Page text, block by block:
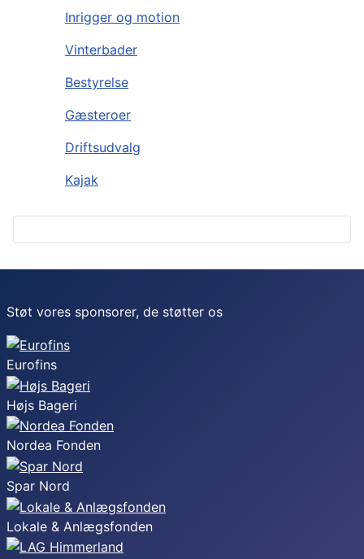
Inrigger og motion
Vinterbader
Bestyrelse
Gæsteroer
Driftsudvalg
Kajak
Støt vores sponsorer, de støtter os
Eurofins
Højs Bageri
Nordea Fonden
Spar Nord
Lokale & Anlægsfonden